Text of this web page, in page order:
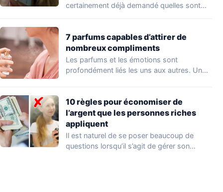
certainement déjà demandé quelles sont
7 parfums capables d’attirer de
nombreux compliments
Les parfums et les émotions sont
profondément liés les uns aux autres. Un
10 règles pour économiser de
l’argent que les personnes riches
appliquent
Il est naturel de se poser beaucoup de
questions lorsqu’il s’agit de gérer son…